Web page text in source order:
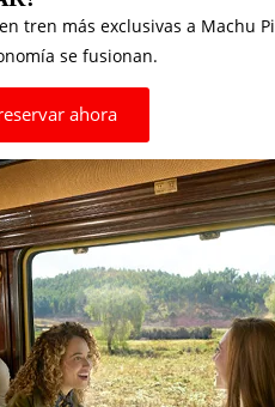
tren más exclusivas a
se fusionan.
ahora